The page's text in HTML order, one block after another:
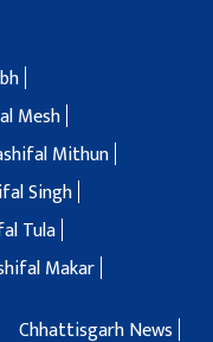
Mesh
Mithun
Singh
Tula
Makar
Chhattisgarh News